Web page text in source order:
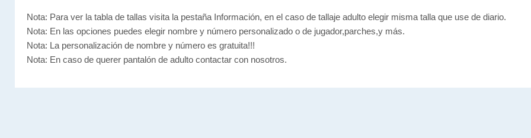
Nota: Para ver la tabla de tallas visita la pestaña Información, en el caso de tallaje adulto elegir misma talla que use de diario.
Nota: En las opciones puedes elegir nombre y número personalizado o de jugador,parches,y más.
Nota: La personalización de nombre y número es gratuita!!!
Nota: En caso de querer pantalón de adulto contactar con nosotros.